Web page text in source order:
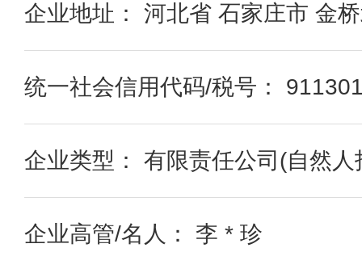
企业地址： 河北省 石家庄市 金
统一社会信用代码/税号：
企业类型： 有限责任公司(自然人
企业高管/名人： 李 * 珍